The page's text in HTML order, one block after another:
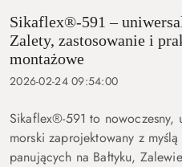
Sikaflex®-591 –
Zalety, zastosowanie i
montażowe
2026-02-24 09:54:00
Sikaflex®-591 to nowoczesny,
morski zaprojektowany z
panujących na Bałtyku,